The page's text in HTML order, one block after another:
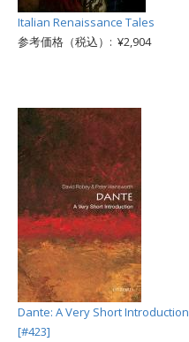
Italian Renaissance Tales
参考価格（税込）: ¥2,904
Dante: A Very Short Introduction
[#423]